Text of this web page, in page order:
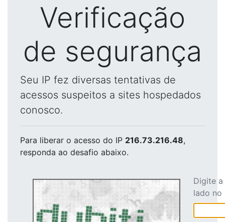
Verificação
de segurança
Seu IP fez diversas tentativas de
acessos suspeitos a sites hospedados
conosco.
Para liberar o acesso do IP 216.73.216.48,
responda ao desafio abaixo.
Digite
lado no